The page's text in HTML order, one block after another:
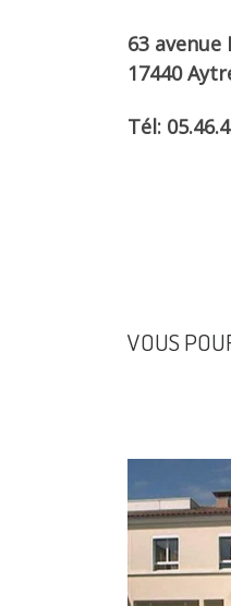
63 avenue
17440
Tél:
VOUS